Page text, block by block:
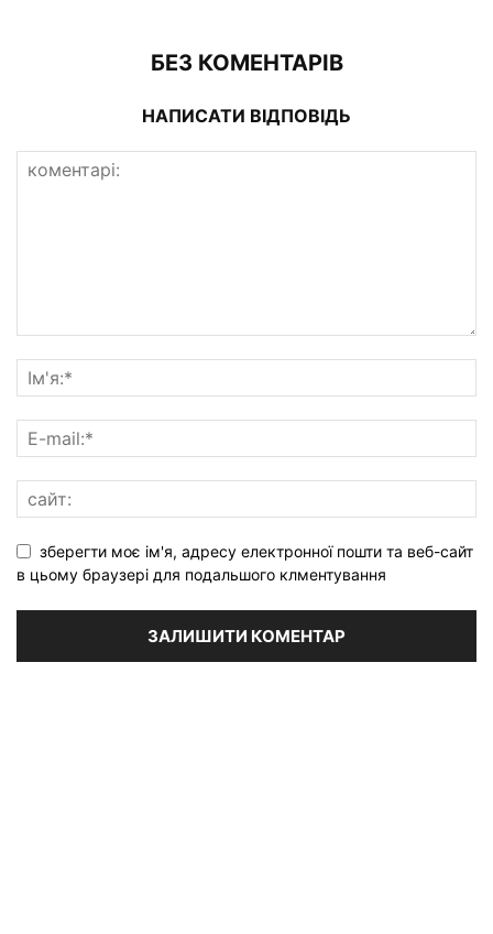
БЕЗ КОМЕНТАРІВ
НАПИСАТИ ВІДПОВІДЬ
зберегти моє ім'я, адресу електронної пошти та веб-сайт
в цьому браузері для подальшого клментування